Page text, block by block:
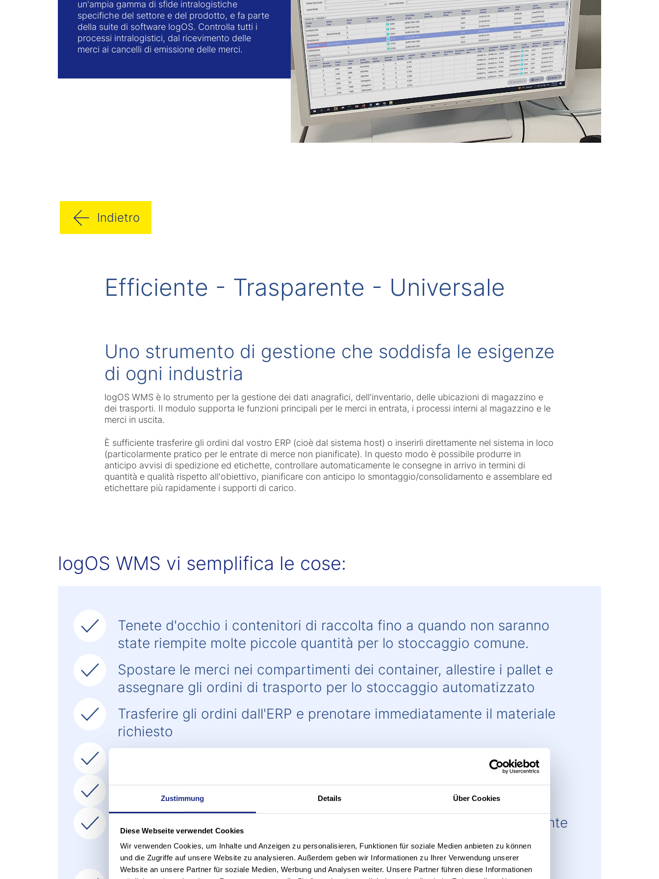
Zustimmung Details Über Cookies
Diese Webseite verwendet Cookies
Wir verwenden Cookies, um Inhalte und Anzeigen zu personalisieren, Funktionen für soziale Medien anbieten zu können
und die Zugriffe auf unsere Website zu analysieren. Außerdem geben wir Informationen zu Ihrer Verwendung unserer
Website an unsere Partner für soziale Medien, Werbung und Analysen weiter. Unsere Partner führen diese Informationen
un'ampia gamma di sfide intralogistiche
specifiche del settore e del prodotto, e fa parte
della suite di software logOS. Controlla tutti i
processi intralogistici, dal ricevimento delle
merci ai cancelli di emissione delle merci.
Indietro
Efficiente - Trasparente - Universale
Uno strumento di gestione che soddisfa le esigenze
di ogni industria
logOS WMS è lo strumento per la gestione dei dati anagrafici, dell'inventario, delle ubicazioni di magazzino e
dei trasporti. Il modulo supporta le funzioni principali per le merci in entrata, i processi interni al magazzino e le
merci in uscita.
È sufficiente trasferire gli ordini dal vostro ERP (cioè dal sistema host) o inserirli direttamente nel sistema in loco
(particolarmente pratico per le entrate di merce non pianificate). In questo modo è possibile produrre in
anticipo avvisi di spedizione ed etichette, controllare automaticamente le consegne in arrivo in termini di
quantità e qualità rispetto all'obiettivo, pianificare con anticipo lo smontaggio/consolidamento e assemblare ed
etichettare più rapidamente i supporti di carico.
logOS WMS vi semplifica le cose:
Tenete d'occhio i contenitori di raccolta fino a quando non saranno
state riempite molte piccole quantità per lo stoccaggio comune.
Spostare le merci nei compartimenti dei container, allestire i pallet e
assegnare gli ordini di trasporto per lo stoccaggio automatizzato
Trasferire gli ordini dall'ERP e prenotare immediatamente il materiale
richiesto
Attivare gli ordini di prelievo in base alle date di spedizione
Creare liste di prelievo automatiche e assegnarle a gruppi di lavoro
Gestire le aree di consolidamento e immagazzinare temporaneamente
gli ordini parziali raccolti fino a quando non vengono completati e
spediti.